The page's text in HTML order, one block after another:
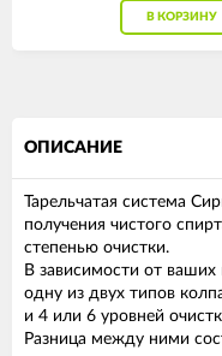
В КОРЗИНУ
ОПИСАНИЕ
Тарельчатая система
получения чистого
степенью очистки.
В зависимости от
одну из двух типов
и 4 или 6 уровней
Разница между ними